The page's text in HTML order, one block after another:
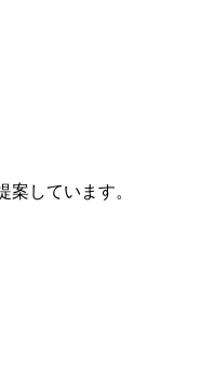
しています。